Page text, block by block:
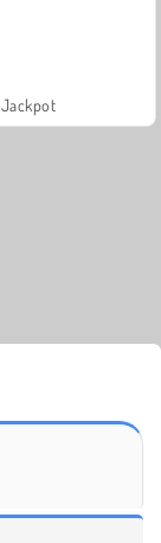
Jackpot